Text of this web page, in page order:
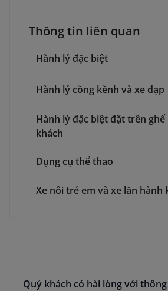
Thông tin liên quan
Hành lý đặc biệt
Hành lý cồng kềnh và xe đạp
Hành lý đặc biệt đặt trên ghế
khách
Dụng cụ thể thao
Xe nôi trẻ em và xe lăn hành
Quý khách có hài lòng với